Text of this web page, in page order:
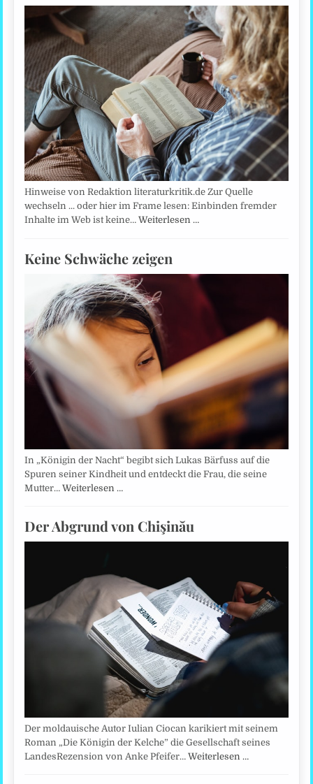
Hinweise von Redaktion literaturkritik.de Zur Quelle
wechseln ... oder hier im Frame lesen: Einbinden fremder
Inhalte im Web ist keine…Weiterlesen …
Keine Schwäche zeigen
In „Königin der Nacht“ begibt sich Lukas Bärfuss auf die
Spuren seiner Kindheit und entdeckt die Frau, die seine
Mutter…Weiterlesen …
Der Abgrund von Chişinău
Der moldauische Autor Iulian Ciocan karikiert mit seinem
Roman „Die Königin der Kelche” die Gesellschaft seines
LandesRezension von Anke Pfeifer…Weiterlesen …